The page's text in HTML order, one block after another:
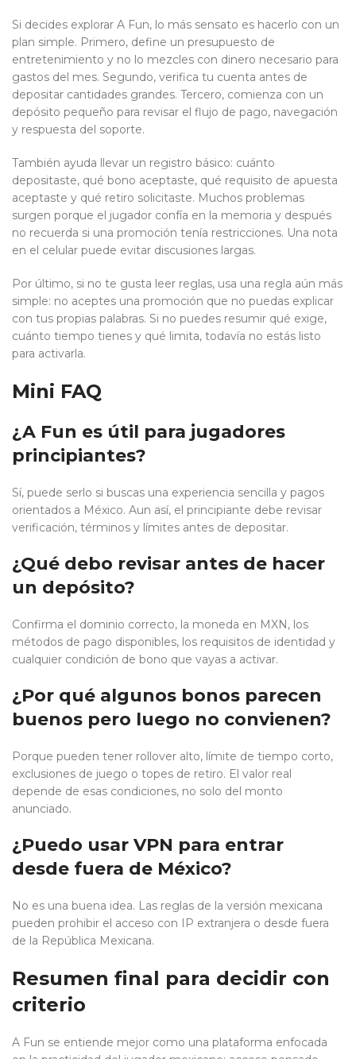
Si decides explorar A Fun, lo más sensato es hacerlo con un
plan simple. Primero, define un presupuesto de
entretenimiento y no lo mezcles con dinero necesario para
gastos del mes. Segundo, verifica tu cuenta antes de
depositar cantidades grandes. Tercero, comienza con un
depósito pequeño para revisar el flujo de pago, navegación
y respuesta del soporte.
También ayuda llevar un registro básico: cuánto
depositaste, qué bono aceptaste, qué requisito de apuesta
aceptaste y qué retiro solicitaste. Muchos problemas
surgen porque el jugador confía en la memoria y después
no recuerda si una promoción tenía restricciones. Una nota
en el celular puede evitar discusiones largas.
Por último, si no te gusta leer reglas, usa una regla aún más
simple: no aceptes una promoción que no puedas explicar
con tus propias palabras. Si no puedes resumir qué exige,
cuánto tiempo tienes y qué limita, todavía no estás listo
para activarla.
Mini FAQ
¿A Fun es útil para jugadores
principiantes?
Sí, puede serlo si buscas una experiencia sencilla y pagos
orientados a México. Aun así, el principiante debe revisar
verificación, términos y límites antes de depositar.
¿Qué debo revisar antes de hacer
un depósito?
Confirma el dominio correcto, la moneda en MXN, los
métodos de pago disponibles, los requisitos de identidad y
cualquier condición de bono que vayas a activar.
¿Por qué algunos bonos parecen
buenos pero luego no convienen?
Porque pueden tener rollover alto, límite de tiempo corto,
exclusiones de juego o topes de retiro. El valor real
depende de esas condiciones, no solo del monto
anunciado.
¿Puedo usar VPN para entrar
desde fuera de México?
No es una buena idea. Las reglas de la versión mexicana
pueden prohibir el acceso con IP extranjera o desde fuera
de la República Mexicana.
Resumen final para decidir con
criterio
A Fun se entiende mejor como una plataforma enfocada